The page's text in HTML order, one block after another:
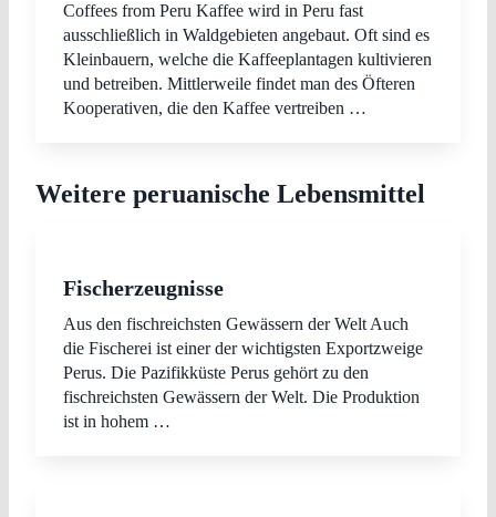
Coffees from Peru Kaffee wird in Peru fast
ausschließlich in Waldgebieten angebaut. Oft sind es
Kleinbauern, welche die Kaffeeplantagen kultivieren
und betreiben. Mittlerweile findet man des Öfteren
Kooperativen, die den Kaffee vertreiben …
Weitere peruanische Lebensmittel
Fischerzeugnisse
Aus den fischreichsten Gewässern der Welt Auch
die Fischerei ist einer der wichtigsten Exportzweige
Perus. Die Pazifikküste Perus gehört zu den
fischreichsten Gewässern der Welt. Die Produktion
ist in hohem …